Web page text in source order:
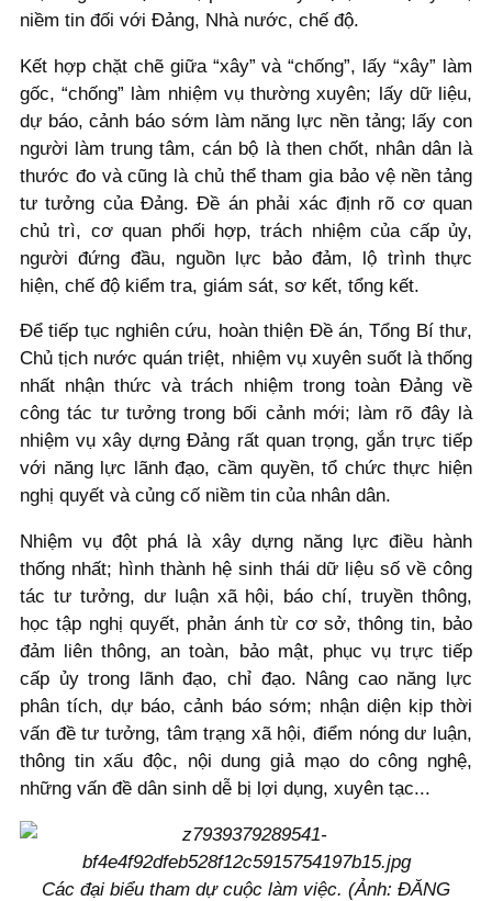
niềm tin đối với Đảng, Nhà nước, chế độ.
Kết hợp chặt chẽ giữa “xây” và “chống”, lấy “xây” làm
gốc, “chống” làm nhiệm vụ thường xuyên; lấy dữ liệu,
dự báo, cảnh báo sớm làm năng lực nền tảng; lấy con
người làm trung tâm, cán bộ là then chốt, nhân dân là
thước đo và cũng là chủ thể tham gia bảo vệ nền tảng
tư tưởng của Đảng. Đề án phải xác định rõ cơ quan
chủ trì, cơ quan phối hợp, trách nhiệm của cấp ủy,
người đứng đầu, nguồn lực bảo đảm, lộ trình thực
hiện, chế độ kiểm tra, giám sát, sơ kết, tổng kết.
Để tiếp tục nghiên cứu, hoàn thiện Đề án, Tổng Bí thư,
Chủ tịch nước quán triệt, nhiệm vụ xuyên suốt là thống
nhất nhận thức và trách nhiệm trong toàn Đảng về
công tác tư tưởng trong bối cảnh mới; làm rõ đây là
nhiệm vụ xây dựng Đảng rất quan trọng, gắn trực tiếp
với năng lực lãnh đạo, cầm quyền, tổ chức thực hiện
nghị quyết và củng cố niềm tin của nhân dân.
Nhiệm vụ đột phá là xây dựng năng lực điều hành
thống nhất; hình thành hệ sinh thái dữ liệu số về công
tác tư tưởng, dư luận xã hội, báo chí, truyền thông,
học tập nghị quyết, phản ánh từ cơ sở, thông tin, bảo
đảm liên thông, an toàn, bảo mật, phục vụ trực tiếp
cấp ủy trong lãnh đạo, chỉ đạo. Nâng cao năng lực
phân tích, dự báo, cảnh báo sớm; nhận diện kịp thời
vấn đề tư tưởng, tâm trạng xã hội, điểm nóng dư luận,
thông tin xấu độc, nội dung giả mạo do công nghệ,
những vấn đề dân sinh dễ bị lợi dụng, xuyên tạc...
Các đại biểu tham dự cuộc làm việc. (Ảnh: ĐĂNG